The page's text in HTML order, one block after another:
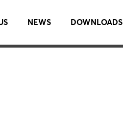
NEWS DOWNLOADS